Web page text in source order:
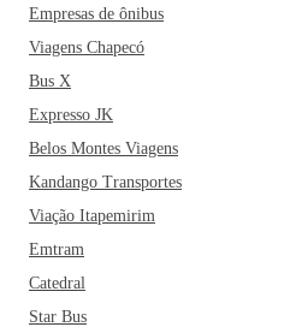
Empresas de ônibus
Viagens Chapecó
Bus X
Expresso JK
Belos Montes Viagens
Kandango Transportes
Viação Itapemirim
Emtram
Catedral
Star Bus